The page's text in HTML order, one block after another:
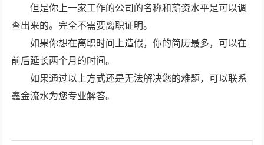
但是你上一家工作的公司的名称和薪资水平是可以调
查出来的。完全不需要离职证明。
如果你想在离职时间上造假，你的简历最多，可以在
前后延长两个月的时间。
如果通过以上方式还是无法解决您的难题，可以联系
鑫金流水为您专业解答。